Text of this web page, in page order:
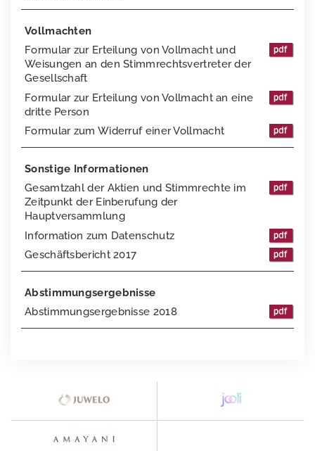
2021
2020
2019
Außerordentliche Hauptversammlung 2018
2017
2016
Pressemeldungen
Gründer von elumeo
Schmuck
Impressum
Vollmachten
Formular zur Erteilung von Vollmacht und
Weisungen an den Stimmrechtsvertreter der
Gesellschaft
Formular zur Erteilung von Vollmacht an eine
dritte Person
Formular zum Widerruf einer Vollmacht
Sonstige Informationen
Gesamtzahl der Aktien und Stimmrechte im
Zeitpunkt der Einberufung der
Hauptversammlung
Information zum Datenschutz
Geschäftsbericht 2017
Abstimmungsergebnisse
Abstimmungsergebnisse 2018